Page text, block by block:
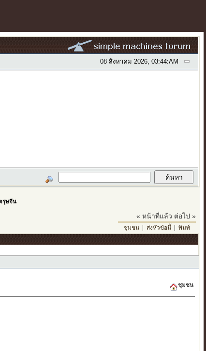
08 สิงหาคม 2026, 03:44:AM
รุษจีน
« หน้าที่แล้ว ต่อไป »
ชุมชน| ส่งหัวข้อนี้| พิมพ์
ชุมชน